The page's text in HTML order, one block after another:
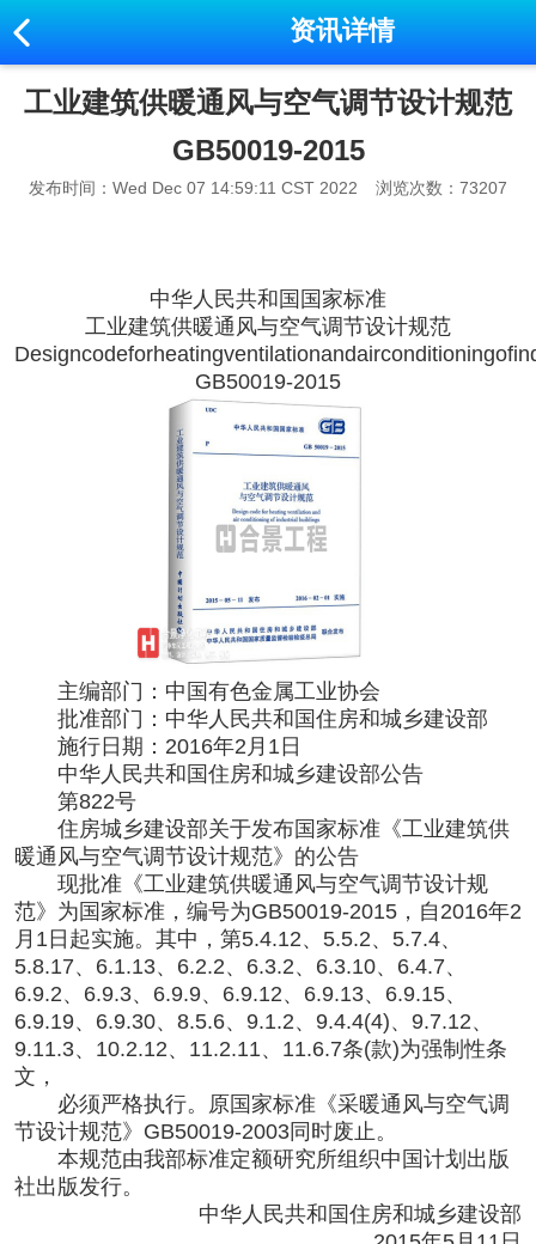
资讯详情
工业建筑供暖通风与空气调节设计规范
GB50019-2015
发布时间：Wed Dec 07 14:59:11 CST 2022 浏览次数：73207
中华人民共和国国家标准
工业建筑供暖通风与空气调节设计规范
GB50019-2015
主编部门：中国有色金属工业协会
批准部门：中华人民共和国住房和城乡建设部
施行日期： 2016年2月1日
中华人民共和国住房和城乡建设部公告
第822号
住房城乡建设部关于发布国家标准《工业建筑供
暖通风与空气调节设计规范》的公告
现批准《工业建筑供暖通风与空气调节设计规
范》为国家标准，编号为GB50019-2015，自2016年2
月1日起实施。其中，第5.4.12、5.5.2、5.7.4、
5.8.17、6.1.13、6.2.2、6.3.2、6.3.10、6.4.7、
6.9.2、6.9.3、6.9.9、6.9.12、6.9.13、6.9.15、
6.9.19、6.9.30、8.5.6、9.1.2、9.4.4(4)、9.7.12、
9.11.3、10.2.12、11.2.11、11.6.7条(款)为强制性条
文，
必须严格执行。原国家标准《采暖通风与空气调
节设计规范》 GB50019-2003同时废止。
本规范由我部标准定额研究所组织中国计划出版
社出版发行。
中华人民共和国住房和城乡建设部